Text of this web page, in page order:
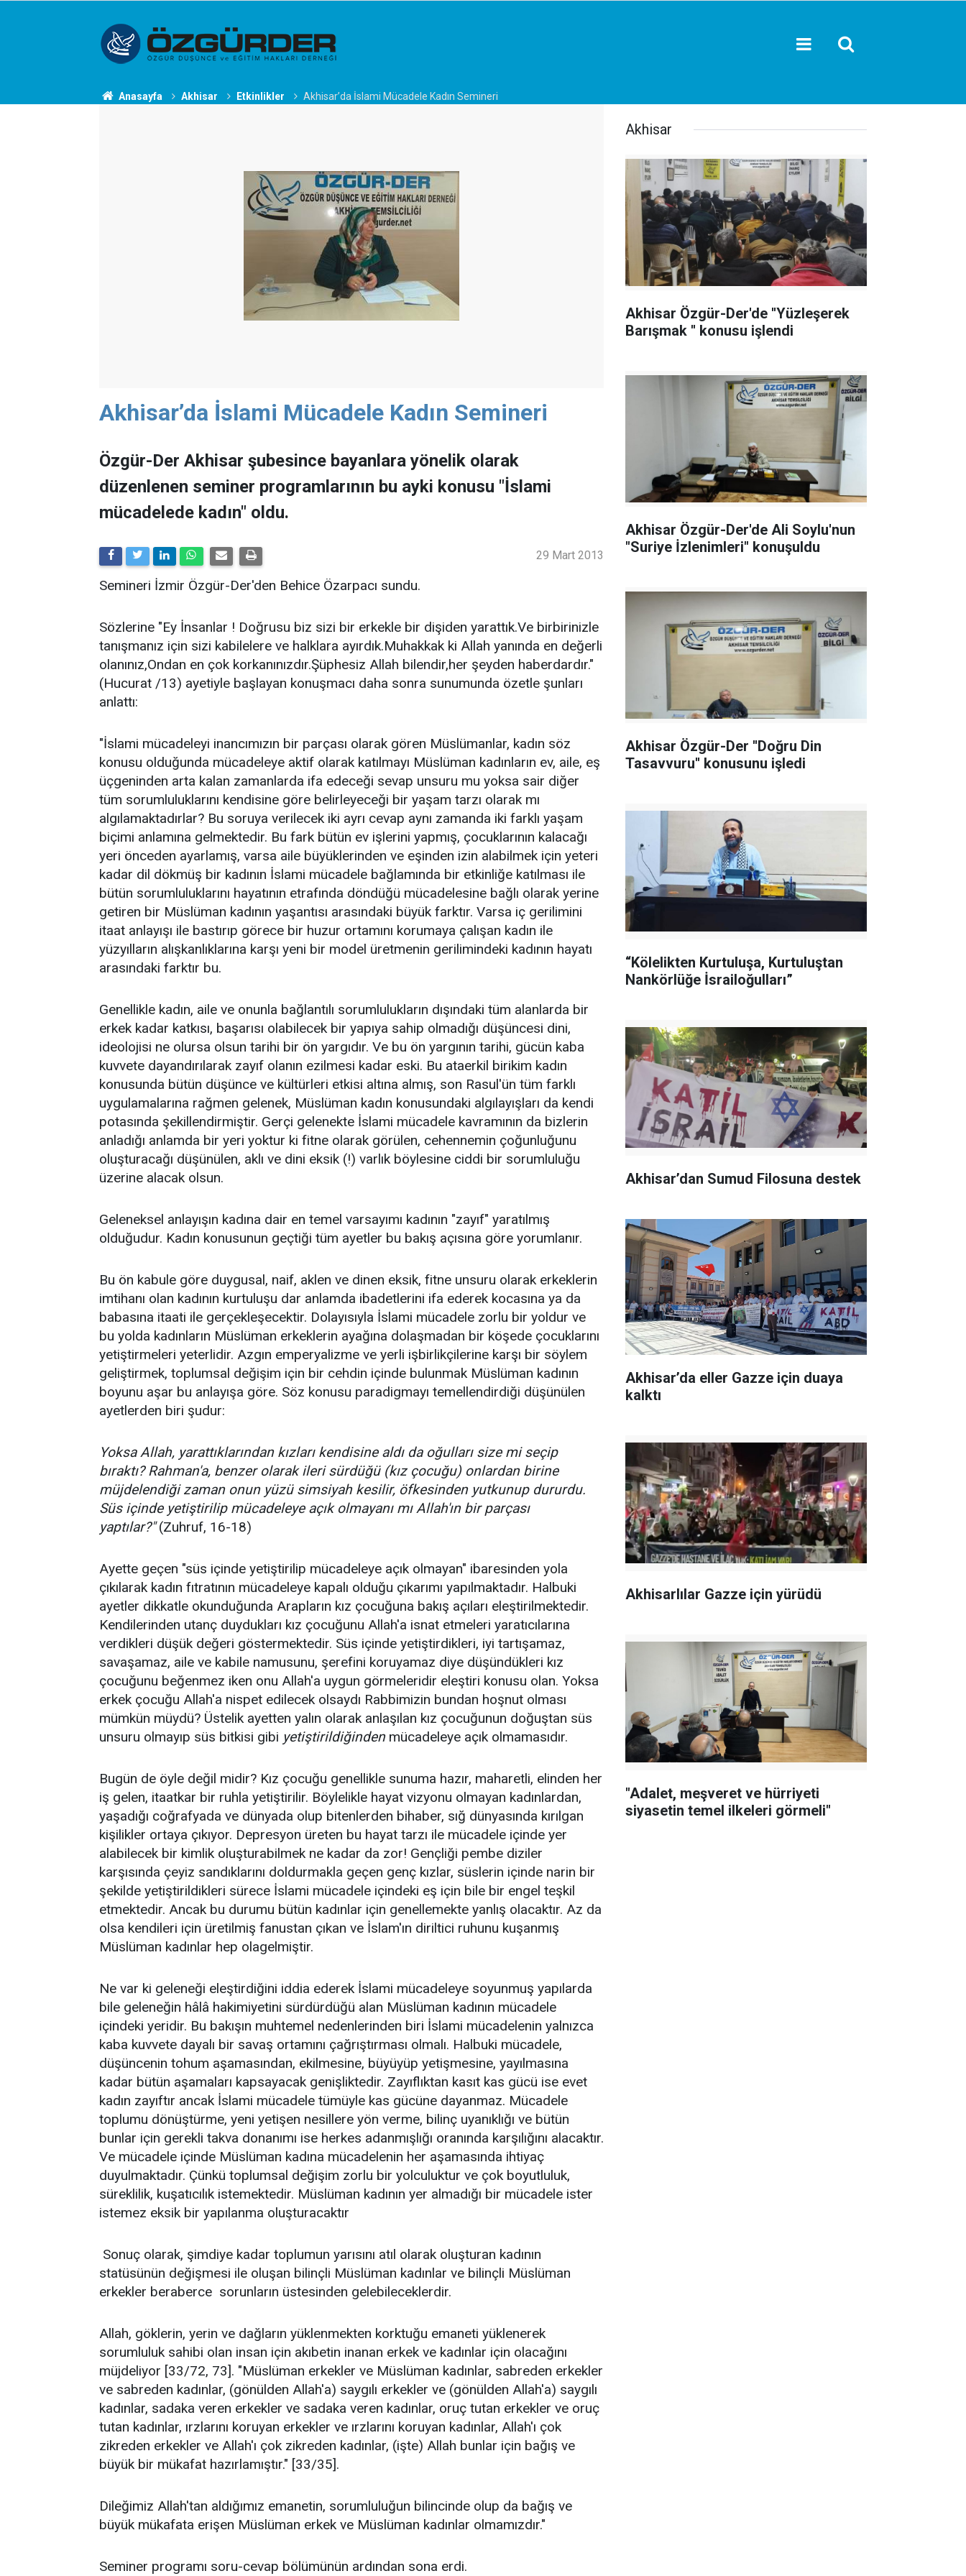
Anasayfa Akhisar Etkinlikler Akhisar’da İslami Mücadele Kadın Semineri
Akhisar’da İslami Mücadele Kadın Semineri
Özgür-Der Akhisar şubesince bayanlara yönelik olarak
düzenlenen seminer programlarının bu ayki konusu "İslami
mücadelede kadın" oldu.
29 Mart 2013
Semineri İzmir Özgür-Der'den Behice Özarpacı sundu.
Sözlerine "Ey İnsanlar ! Doğrusu biz sizi bir erkekle bir dişiden yarattık.Ve birbirinizle
tanışmanız için sizi kabilelere ve halklara ayırdık.Muhakkak ki Allah yanında en değerli
olanınız,Ondan en çok korkanınızdır.Şüphesiz Allah bilendir,her şeyden haberdardır."
(Hucurat /13) ayetiyle başlayan konuşmacı daha sonra sunumunda özetle şunları
anlattı:
"İslami mücadeleyi inancımızın bir parçası olarak gören Müslümanlar, kadın söz
konusu olduğunda mücadeleye aktif olarak katılmayı Müslüman kadınların ev, aile, eş
üçgeninden arta kalan zamanlarda ifa edeceği sevap unsuru mu yoksa sair diğer
tüm sorumluluklarını kendisine göre belirleyeceği bir yaşam tarzı olarak mı
algılamaktadırlar? Bu soruya verilecek iki ayrı cevap aynı zamanda iki farklı yaşam
biçimi anlamına gelmektedir. Bu fark bütün ev işlerini yapmış, çocuklarının kalacağı
yeri önceden ayarlamış, varsa aile büyüklerinden ve eşinden izin alabilmek için yeteri
kadar dil dökmüş bir kadının İslami mücadele bağlamında bir etkinliğe katılması ile
bütün sorumluluklarını hayatının etrafında döndüğü mücadelesine bağlı olarak yerine
getiren bir Müslüman kadının yaşantısı arasındaki büyük farktır. Varsa iç gerilimini
itaat anlayışı ile bastırıp görece bir huzur ortamını korumaya çalışan kadın ile
yüzyılların alışkanlıklarına karşı yeni bir model üretmenin gerilimindeki kadının hayatı
arasındaki farktır bu.
Genellikle kadın, aile ve onunla bağlantılı sorumlulukların dışındaki tüm alanlarda bir
erkek kadar katkısı, başarısı olabilecek bir yapıya sahip olmadığı düşüncesi dini,
ideolojisi ne olursa olsun tarihi bir ön yargıdır. Ve bu ön yargının tarihi, gücün kaba
kuvvete dayandırılarak zayıf olanın ezilmesi kadar eski. Bu ataerkil birikim kadın
konusunda bütün düşünce ve kültürleri etkisi altına almış, son Rasul'ün tüm farklı
uygulamalarına rağmen gelenek, Müslüman kadın konusundaki algılayışları da kendi
potasında şekillendirmiştir. Gerçi gelenekte İslami mücadele kavramının da bizlerin
anladığı anlamda bir yeri yoktur ki fitne olarak görülen, cehennemin çoğunluğunu
oluşturacağı düşünülen, aklı ve dini eksik (!) varlık böylesine ciddi bir sorumluluğu
üzerine alacak olsun.
Geleneksel anlayışın kadına dair en temel varsayımı kadının "zayıf" yaratılmış
olduğudur. Kadın konusunun geçtiği tüm ayetler bu bakış açısına göre yorumlanır.
Bu ön kabule göre duygusal, naif, aklen ve dinen eksik, fitne unsuru olarak erkeklerin
imtihanı olan kadının kurtuluşu dar anlamda ibadetlerini ifa ederek kocasına ya da
babasına itaati ile gerçekleşecektir. Dolayısıyla İslami mücadele zorlu bir yoldur ve
bu yolda kadınların Müslüman erkeklerin ayağına dolaşmadan bir köşede çocuklarını
yetiştirmeleri yeterlidir. Azgın emperyalizme ve yerli işbirlikçilerine karşı bir söylem
geliştirmek, toplumsal değişim için bir cehdin içinde bulunmak Müslüman kadının
boyunu aşar bu anlayışa göre. Söz konusu paradigmayı temellendirdiği düşünülen
ayetlerden biri şudur:
Yoksa Allah, yarattıklarından kızları kendisine aldı da oğulları size mi seçip
bıraktı? Rahman'a, benzer olarak ileri sürdüğü (kız çocuğu) onlardan birine
müjdelendiği zaman onun yüzü simsiyah kesilir, öfkesinden yutkunup dururdu.
Süs içinde yetiştirilip mücadeleye açık olmayanı mı Allah'ın bir parçası
yaptılar?"(Zuhruf, 16-18)
Ayette geçen "süs içinde yetiştirilip mücadeleye açık olmayan" ibaresinden yola
çıkılarak kadın fıtratının mücadeleye kapalı olduğu çıkarımı yapılmaktadır. Halbuki
ayetler dikkatle okunduğunda Arapların kız çocuğuna bakış açıları eleştirilmektedir.
Kendilerinden utanç duydukları kız çocuğunu Allah'a isnat etmeleri yaratıcılarına
verdikleri düşük değeri göstermektedir. Süs içinde yetiştirdikleri, iyi tartışamaz,
savaşamaz, aile ve kabile namusunu, şerefini koruyamaz diye düşündükleri kız
çocuğunu beğenmez iken onu Allah'a uygun görmeleridir eleştiri konusu olan. Yoksa
erkek çocuğu Allah'a nispet edilecek olsaydı Rabbimizin bundan hoşnut olması
mümkün müydü? Üstelik ayetten yalın olarak anlaşılan kız çocuğunun doğuştan süs
unsuru olmayıp süs bitkisi gibi yetiştirildiğindenmücadeleye açık olmamasıdır.
Bugün de öyle değil midir? Kız çocuğu genellikle sunuma hazır, maharetli, elinden her
iş gelen, itaatkar bir ruhla yetiştirilir. Böylelikle hayat vizyonu olmayan kadınlardan,
yaşadığı coğrafyada ve dünyada olup bitenlerden bihaber, sığ dünyasında kırılgan
kişilikler ortaya çıkıyor. Depresyon üreten bu hayat tarzı ile mücadele içinde yer
alabilecek bir kimlik oluşturabilmek ne kadar da zor! Gençliği pembe diziler
karşısında çeyiz sandıklarını doldurmakla geçen genç kızlar, süslerin içinde narin bir
şekilde yetiştirildikleri sürece İslami mücadele içindeki eş için bile bir engel teşkil
etmektedir. Ancak bu durumu bütün kadınlar için genellemekte yanlış olacaktır. Az da
olsa kendileri için üretilmiş fanustan çıkan ve İslam'ın diriltici ruhunu kuşanmış
Müslüman kadınlar hep olagelmiştir.
Ne var ki geleneği eleştirdiğini iddia ederek İslami mücadeleye soyunmuş yapılarda
bile geleneğin hâlâ hakimiyetini sürdürdüğü alan Müslüman kadının mücadele
içindeki yeridir. Bu bakışın muhtemel nedenlerinden biri İslami mücadelenin yalnızca
kaba kuvvete dayalı bir savaş ortamını çağrıştırması olmalı. Halbuki mücadele,
düşüncenin tohum aşamasından, ekilmesine, büyüyüp yetişmesine, yayılmasına
kadar bütün aşamaları kapsayacak genişliktedir. Zayıflıktan kasıt kas gücü ise evet
kadın zayıftır ancak İslami mücadele tümüyle kas gücüne dayanmaz. Mücadele
toplumu dönüştürme, yeni yetişen nesillere yön verme, bilinç uyanıklığı ve bütün
bunlar için gerekli takva donanımı ise herkes adanmışlığı oranında karşılığını alacaktır.
Ve mücadele içinde Müslüman kadına mücadelenin her aşamasında ihtiyaç
duyulmaktadır. Çünkü toplumsal değişim zorlu bir yolculuktur ve çok boyutluluk,
süreklilik, kuşatıcılık istemektedir. Müslüman kadının yer almadığı bir mücadele ister
istemez eksik bir yapılanma oluşturacaktır
Sonuç olarak, şimdiye kadar toplumun yarısını atıl olarak oluşturan kadının
statüsünün değişmesi ile oluşan bilinçli Müslüman kadınlar ve bilinçli Müslüman
erkekler beraberce sorunların üstesinden gelebileceklerdir.
Allah, göklerin, yerin ve dağların yüklenmekten korktuğu emaneti yüklenerek
sorumluluk sahibi olan insan için akıbetin inanan erkek ve kadınlar için olacağını
müjdeliyor [33/72, 73]. "Müslüman erkekler ve Müslüman kadınlar, sabreden erkekler
ve sabreden kadınlar, (gönülden Allah'a) saygılı erkekler ve (gönülden Allah'a) saygılı
kadınlar, sadaka veren erkekler ve sadaka veren kadınlar, oruç tutan erkekler ve oruç
tutan kadınlar, ırzlarını koruyan erkekler ve ırzlarını koruyan kadınlar, Allah'ı çok
zikreden erkekler ve Allah'ı çok zikreden kadınlar, (işte) Allah bunlar için bağış ve
büyük bir mükafat hazırlamıştır." [33/35].
Dileğimiz Allah'tan aldığımız emanetin, sorumluluğun bilincinde olup da bağış ve
büyük mükafata erişen Müslüman erkek ve Müslüman kadınlar olmamızdır."
Seminer programı soru-cevap bölümünün ardından sona erdi.
Akhisar
Akhisar Özgür-Der'de ''Yüzleşerek
Barışmak '' konusu işlendi
Akhisar Özgür-Der'de Ali Soylu'nun
"Suriye İzlenimleri" konuşuldu
Akhisar Özgür-Der ''Doğru Din
Tasavvuru'' konusunu işledi
“Kölelikten Kurtuluşa, Kurtuluştan
Nankörlüğe İsrailoğulları”
Akhisar’dan Sumud Filosuna destek
Akhisar’da eller Gazze için duaya
kalktı
Akhisarlılar Gazze için yürüdü
"Adalet, meşveret ve hürriyeti
siyasetin temel ilkeleri görmeli"